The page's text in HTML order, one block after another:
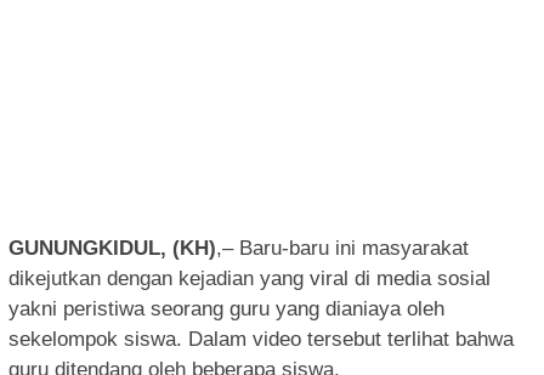
GUNUNGKIDUL, (KH),– Baru-baru ini masyarakat
dikejutkan dengan kejadian yang viral di media sosial
yakni peristiwa seorang guru yang dianiaya oleh
sekelompok siswa. Dalam video tersebut terlihat bahwa
guru ditendang oleh beberapa siswa.